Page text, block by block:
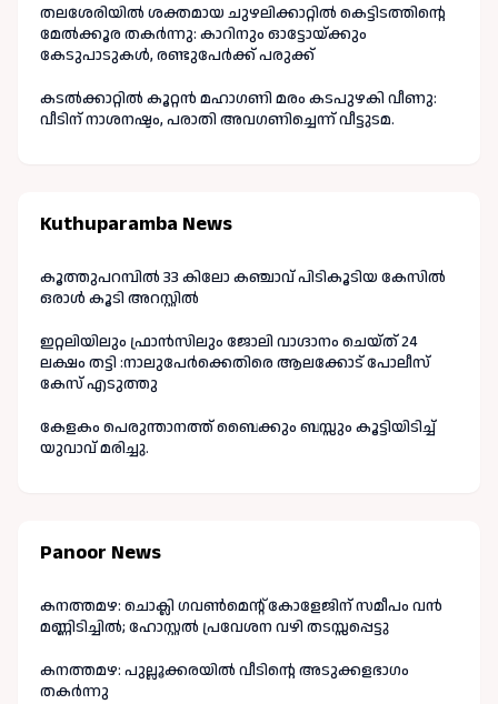
തലശേരിയിൽ ശക്തമായ ചുഴലിക്കാറ്റിൽ കെട്ടിടത്തിന്റെ
മേൽക്കൂര തകർന്നു: കാറിനും ഓട്ടോയ്ക്കും
കേടുപാടുകൾ, രണ്ടുപേർക്ക് പരുക്ക്
കടൽക്കാറ്റിൽ കൂറ്റൻ മഹാഗണി മരം കടപുഴകി വീണു:
വീടിന് നാശനഷ്ടം, പരാതി അവഗണിച്ചെന്ന് വീട്ടുടമ.
Kuthuparamba News
കൂത്തുപറമ്പിൽ 33 കിലോ കഞ്ചാവ് പിടികൂടിയ കേസിൽ
ഒരാൾ കൂടി അറസ്റ്റിൽ
ഇറ്റലിയിലും ഫ്രാൻസിലും ജോലി വാഗ്ദാനം ചെയ്ത് 24
ലക്ഷം തട്ടി :നാലുപേർക്കെതിരെ ആലക്കോട് പോലീസ്
കേസ് എടുത്തു
കേളകം പെരുന്താനത്ത് ബൈക്കും ബസ്സും കൂട്ടിയിടിച്ച്
യുവാവ് മരിച്ചു.
Panoor News
കനത്തമഴ: ചൊക്ലി ഗവൺമെന്റ് കോളേജിന് സമീപം വൻ
മണ്ണിടിച്ചിൽ; ഹോസ്റ്റൽ പ്രവേശന വഴി തടസ്സപ്പെട്ടു
കനത്തമഴ: പുല്ലൂക്കരയിൽ വീടിന്റെ അടുക്കളഭാഗം
തകർന്നു